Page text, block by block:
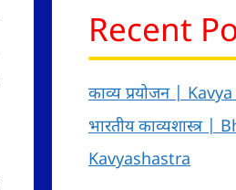
Recent
काव्य प्रयोजन |
भारतीय काव्यशास्त्र |
Kavyashastra